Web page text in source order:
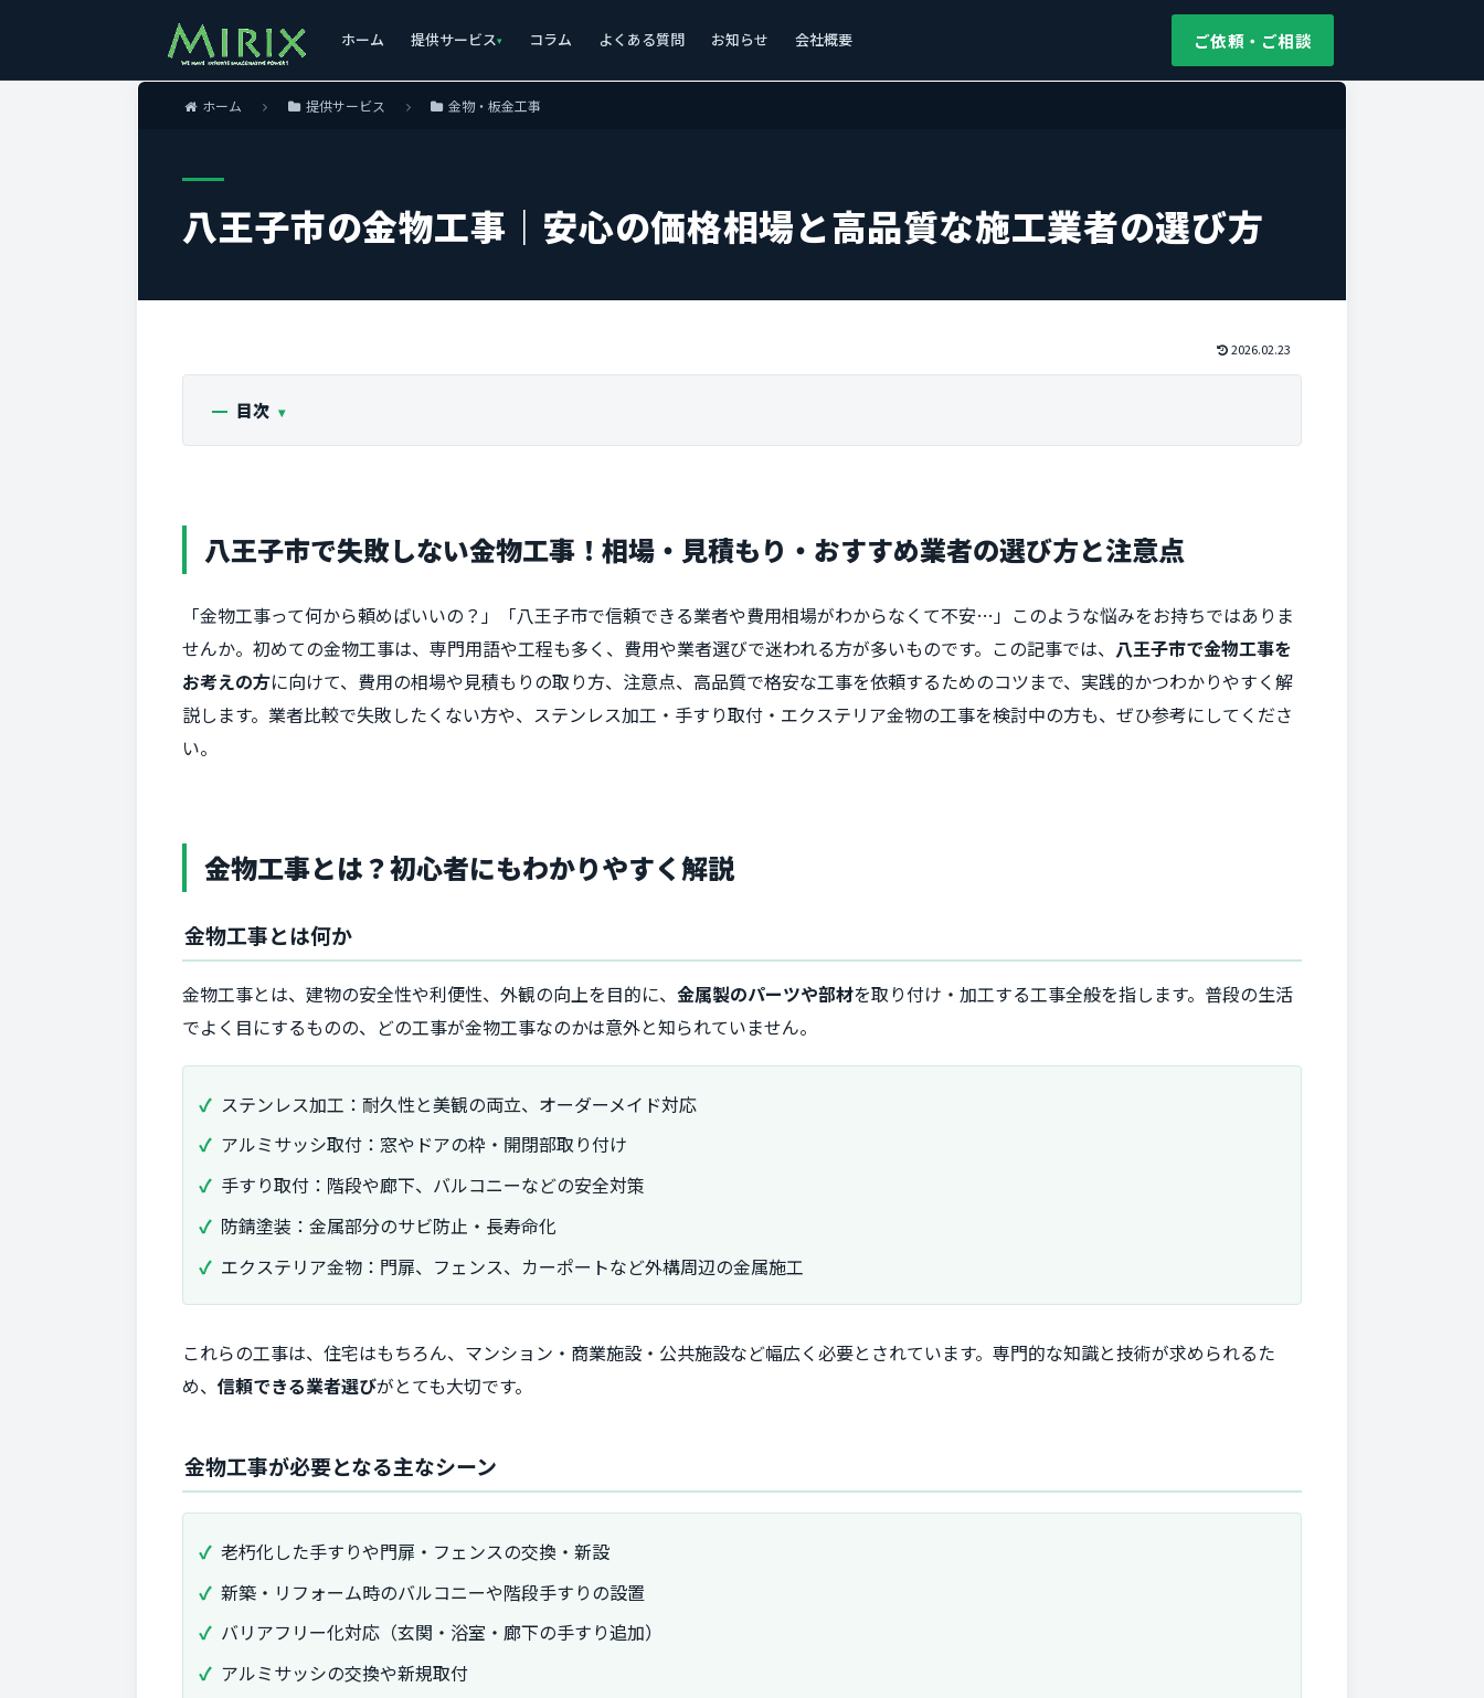
ご依頼・ご相談
ホーム 提供サービス コラム よくある質問 お知らせ 会社概要
ホーム 提供サービス 金物・板金工事
八王子市の金物工事｜安心の価格相場と高品質な施工業者の選び方
2026.02.23
目次
八王子市で失敗しない金物工事！相場・見積もり・おすすめ業者の選び方と注意点
「金物工事って何から頼めばいいの？」「八王子市で信頼できる業者や費用相場がわからなくて不安…」このような悩みをお持ちではありま
せんか。初めての金物工事は、専門用語や工程も多く、費用や業者選びで迷われる方が多いものです。この記事では、 八王子市で金物工事を
お考えの方に向けて、費用の相場や見積もりの取り方、注意点、高品質で格安な工事を依頼するためのコツまで、実践的かつわかりやすく解
説します。業者比較で失敗したくない方や、ステンレス加工・手すり取付・エクステリア金物の工事を検討中の方も、ぜひ参考にしてくださ
い。
金物工事とは？初心者にもわかりやすく解説
金物工事とは何か
金物工事とは、建物の安全性や利便性、外観の向上を目的に、 金属製のパーツや部材を取り付け・加工する工事全般を指します。普段の生活
でよく目にするものの、どの工事が金物工事なのかは意外と知られていません。
ステンレス加工：耐久性と美観の両立、オーダーメイド対応
アルミサッシ取付：窓やドアの枠・開閉部取り付け
手すり取付：階段や廊下、バルコニーなどの安全対策
防錆塗装：金属部分のサビ防止・長寿命化
エクステリア金物：門扉、フェンス、カーポートなど外構周辺の金属施工
これらの工事は、住宅はもちろん、マンション・商業施設・公共施設など幅広く必要とされています。専門的な知識と技術が求められるた
め、 信頼できる業者選びがとても大切です。
金物工事が必要となる主なシーン
老朽化した手すりや門扉・フェンスの交換・新設
新築・リフォーム時のバルコニーや階段手すりの設置
バリアフリー化対応（玄関・浴室・廊下の手すり追加）
アルミサッシの交換や新規取付